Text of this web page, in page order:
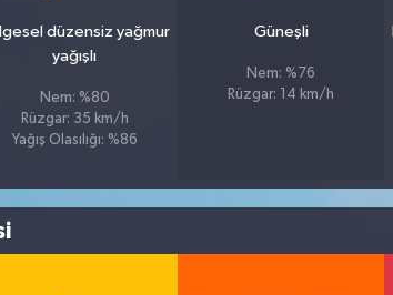
düzensiz yağmur
yağışlı
Nem: %80
Rüzgar: 35 km/h
Yağış Olasılığı: %86
Güneşli
Nem: %76
Rüzgar: 14 km/h